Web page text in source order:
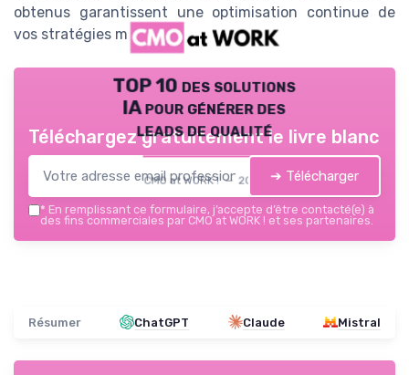
obtenus garantissent une optimisation continue de
vos stratégies marketing.
TOP 10 des solutions
IA pour générer des
leads de qualité
CMO at WORK ! — 2026
Téléchargez gratuitement le livre blanc
➔ Télécharger
* En remplissant ce formulaire, j’accepte d’être contacté(e) à
des fins commerciales par CMO at WORK ! et ses partenaires.
Résumer ChatGPT Claude Mistral